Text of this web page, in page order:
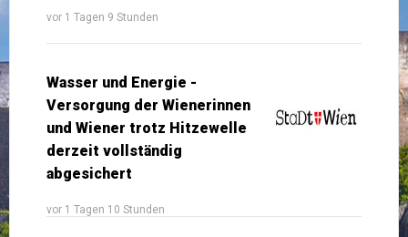
vor 1 Tagen 9 Stunden
Wasser und Energie -
Versorgung der Wienerinnen
und Wiener trotz Hitzewelle
derzeit vollständig
abgesichert
vor 1 Tagen 10 Stunden